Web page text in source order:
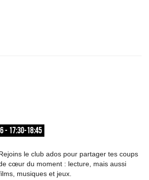
- 17:30-18:45
le club ados pour partager tes coups
cœur du moment : lecture, mais aussi
musiques et jeux.